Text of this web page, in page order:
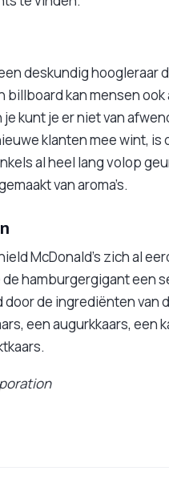
deskundig hoogleraar
billboard kan mensen
je kunt je er niet van
klanten mee wint, is
al heel lang volop
van aroma’s.
McDonald’s zich al
hamburgergigant een
de ingrediënten van
een augurkkaars, een